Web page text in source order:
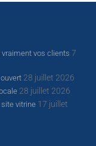
vos clients 7
28 juillet 2026
28 juillet 2026
vitrine 17 juillet